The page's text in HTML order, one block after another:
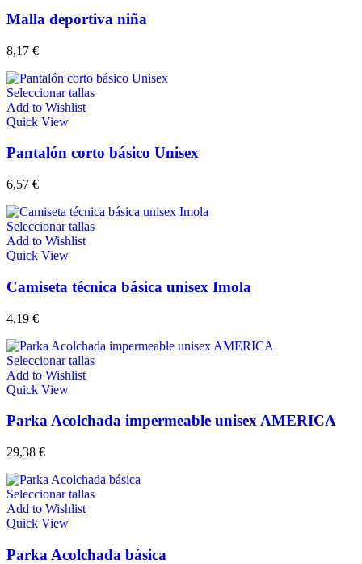
Malla deportiva niña
8,17 €
Seleccionar tallas
Add to Wishlist
Quick View
Pantalón corto básico Unisex
6,57 €
Seleccionar tallas
Add to Wishlist
Quick View
Camiseta técnica básica unisex Imola
4,19 €
Seleccionar tallas
Add to Wishlist
Quick View
Parka Acolchada impermeable unisex AMERICA
29,38 €
Seleccionar tallas
Add to Wishlist
Quick View
Parka Acolchada básica